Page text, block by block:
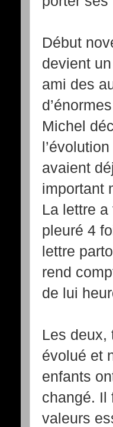
Début
devient
ami des
Michel
avaient
important
La lettre
pleuré 4
lettre
rend
de lui
Les deux,
évolué et
enfants
changé. Il
valeurs